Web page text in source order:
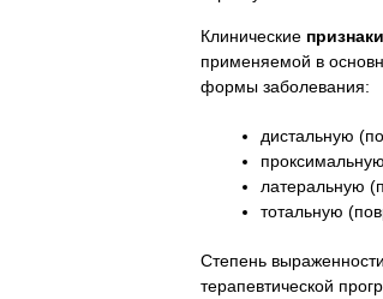
Клинические
применяемой в
формы заболевания:
дистальную
латеральную
тотальную
Степень
терапевтической